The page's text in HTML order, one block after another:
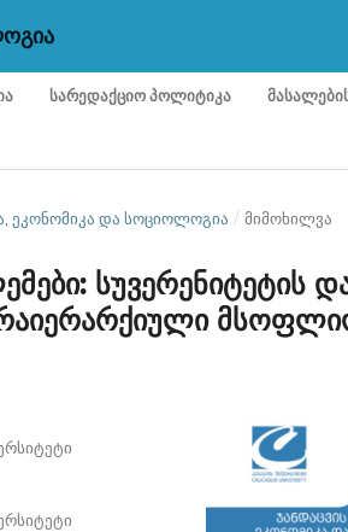
ᲡᲐᲠᲔᲓᲐᲥᲪᲘᲝ ᲞᲝᲚᲘᲢᲘᲙᲐ
ᲔᲙᲝᲜᲝᲛᲘᲙᲐ ᲓᲐ ᲡᲝᲪᲘᲝᲚᲝᲒᲘᲐ / მიმოხილვა
სუვერენიტეტის